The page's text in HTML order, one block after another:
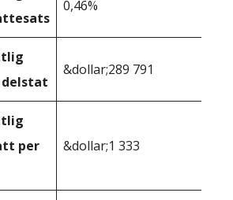
0,46%
&dollar;289 791
per
&dollar;1 333